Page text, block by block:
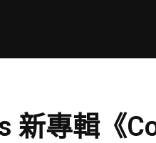
新專輯《